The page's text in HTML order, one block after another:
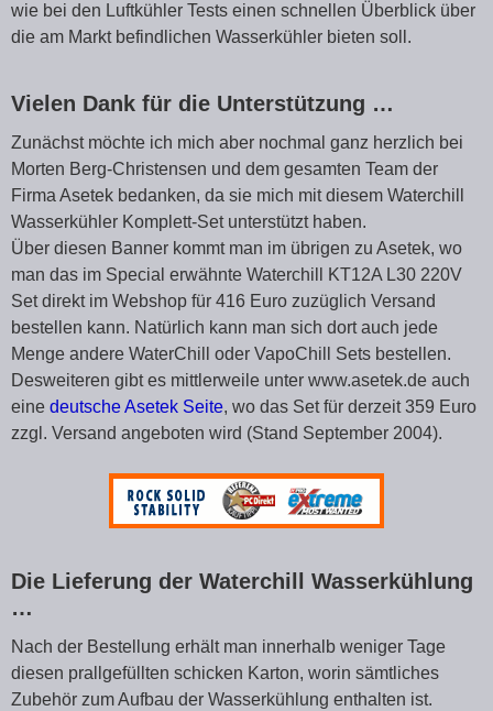
wie bei den Luftkühler Tests einen schnellen Überblick über
die am Markt befindlichen Wasserkühler bieten soll.
Vielen Dank für die Unterstützung …
Zunächst möchte ich mich aber nochmal ganz herzlich bei
Morten Berg-Christensen und dem gesamten Team der
Firma Asetek bedanken, da sie mich mit diesem Waterchill
Wasserkühler Komplett-Set unterstützt haben.
Über diesen Banner kommt man im übrigen zu Asetek, wo
man das im Special erwähnte Waterchill KT12A L30 220V
Set direkt im Webshop für 416 Euro zuzüglich Versand
bestellen kann. Natürlich kann man sich dort auch jede
Menge andere WaterChill oder VapoChill Sets bestellen.
Desweiteren gibt es mittlerweile unter www.asetek.de auch
eine deutsche Asetek Seite, wo das Set für derzeit 359 Euro
zzgl. Versand angeboten wird (Stand September 2004).
Die Lieferung der Waterchill Wasserkühlung
…
Nach der Bestellung erhält man innerhalb weniger Tage
diesen prallgefüllten schicken Karton, worin sämtliches
Zubehör zum Aufbau der Wasserkühlung enthalten ist.